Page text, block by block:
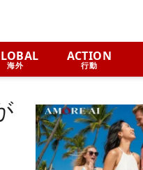
海外
ACTION
行動